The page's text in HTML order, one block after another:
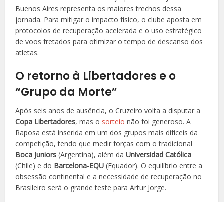
Buenos Aires representa os maiores trechos dessa
jornada. Para mitigar o impacto físico, o clube aposta em
protocolos de recuperação acelerada e o uso estratégico
de voos fretados para otimizar o tempo de descanso dos
atletas.
O retorno à Libertadores e o
“Grupo da Morte”
Após seis anos de ausência, o Cruzeiro volta a disputar a
Copa Libertadores, mas o sorteio não foi generoso. A
Raposa está inserida em um dos grupos mais difíceis da
competição, tendo que medir forças com o tradicional
Boca Juniors (Argentina), além daUniversidad Católica
(Chile) e do Barcelona-EQU (Equador). O equilíbrio entre a
obsessão continental e a necessidade de recuperação no
Brasileiro será o grande teste para Artur Jorge.